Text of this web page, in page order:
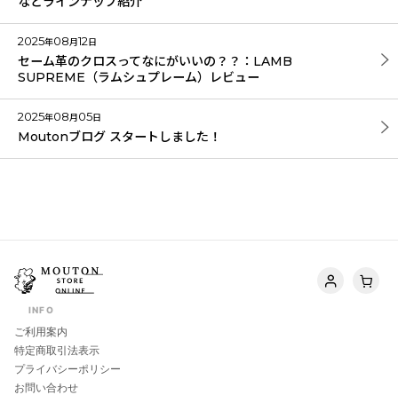
2025年08月12日
セーム革のクロスってなにがいいの？？：LAMB
SUPREME（ラムシュプレーム）レビュー
2025年08月05日
Moutonブログ スタートしました！
INFO
ご利用案内
特定商取引法表示
プライバシーポリシー
お問い合わせ